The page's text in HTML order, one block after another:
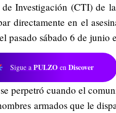
Investigación (CTI) de
directamente en el
pasado sábado 6 de junio
Sigue a PULZO en Discover
perpetró cuando el
armados que le